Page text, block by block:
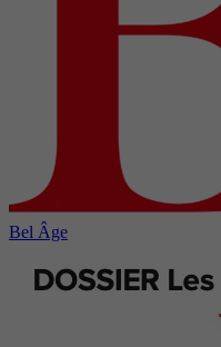
Bel Âge